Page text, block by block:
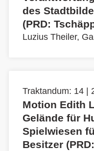
des
(PRD:
Luzius Theiler,
Traktandum: 14 |
Motion Edith
Gelände für
Spielwiesen
Besitzer